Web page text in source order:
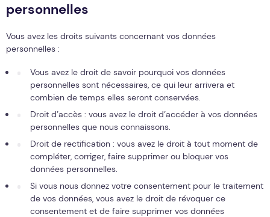
personnelles
Vous avez les droits suivants concernant vos données
personnelles :
Vous avez le droit de savoir pourquoi vos données
personnelles sont nécessaires, ce qui leur arrivera et
combien de temps elles seront conservées.
Droit d’accès : vous avez le droit d’accéder à vos données
personnelles que nous connaissons.
Droit de rectification : vous avez le droit à tout moment de
compléter, corriger, faire supprimer ou bloquer vos
données personnelles.
Si vous nous donnez votre consentement pour le traitement
de vos données, vous avez le droit de révoquer ce
consentement et de faire supprimer vos données